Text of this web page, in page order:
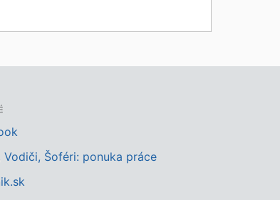
Vodiči, Šoféri: ponuka práce